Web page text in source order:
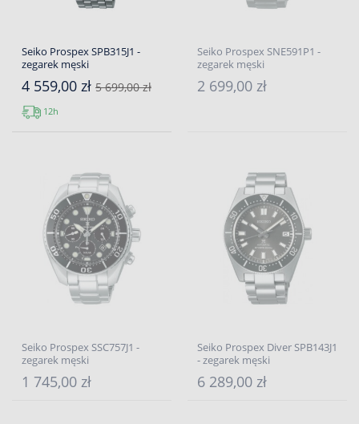
Seiko Prospex SPB315J1 -
zegarek męski
4 559,00 zł 5 699,00 zł
12h
Seiko Prospex SNE591P1 -
zegarek męski
2 699,00 zł
Seiko Prospex SSC757J1 -
zegarek męski
1 745,00 zł
Seiko Prospex Diver SPB143J1
- zegarek męski
6 289,00 zł